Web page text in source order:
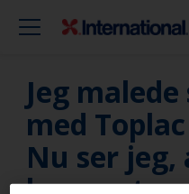
Jeg
med
Nu ser jeg,